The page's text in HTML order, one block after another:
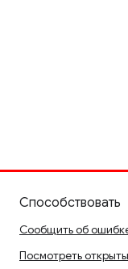
Способствовать
Сообщить об
Посмотреть